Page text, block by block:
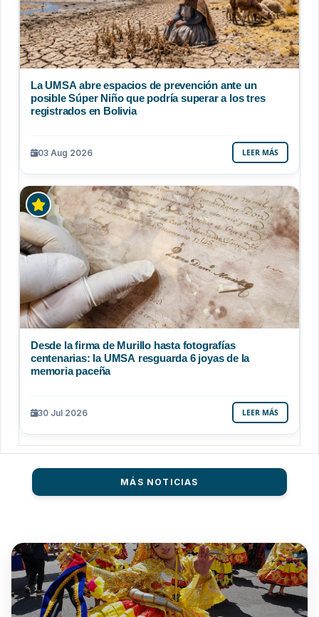
La UMSA abre espacios de prevención ante un
posible Súper Niño que podría superar a los tres
registrados en Bolivia
03 Aug 2026 LEER MÁS
Desde la firma de Murillo hasta fotografías
centenarias: la UMSA resguarda 6 joyas de la
memoria paceña
30 Jul 2026 LEER MÁS
MÁS NOTICIAS